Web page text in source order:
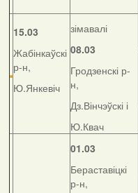
15.03
Жабінкаўскі
р-н,
Ю.Янкевіч
зімавалі
08.03
Гродзенскі р-
н,
Дз.Вінчэўскі і
Ю.Квач
01.03
Бераставіцкі
р-н,